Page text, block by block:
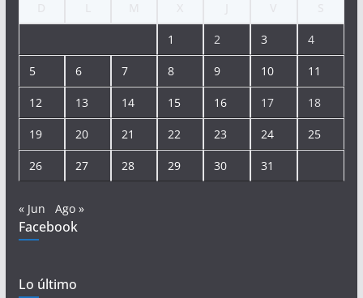
1 2 3 4
5 6 7 8 9 10 11
12 13 14 15 16 17 18
19 20 21 22 23 24 25
26 27 28 29 30 31
« Jun Ago »
Facebook
Lo último